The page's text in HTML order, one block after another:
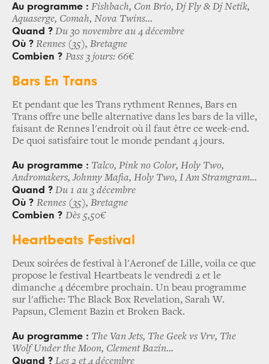
Au programme : Fishbach, Con Brio, Dj Fly & Dj Netik,
Aquaserge, Comah, Nova Twins...
Quand ? Du 30 novembre au 4 décembre
Où ? Rennes (35), Bretagne
Combien ? Pass 3 jours: 66€
Bars En Trans
Et pendant que les Trans rythment Rennes, Bars en
Trans offre une belle alternative dans les bars de la ville,
faisant de Rennes l'endroit où il faut être ce week-end.
De quoi satisfaire tout le monde pendant 4 jours.
Au programme : Talco, Pink no Color, Holy Two,
Andromakers, Johnny Mafia, Holy Two, I Am Stramgram...
Quand ? Du 1 au 3 décembre
Où ? Rennes (35), Bretagne
Combien ? Dès 5,50€
Heartbeats Festival
Deux soirées de festival à l'Aeronef de Lille, voila ce que
propose le festival Heartbeats le vendredi 2 et le
dimanche 4 décembre prochain. Un beau programme
sur l'affiche: The Black Box Revelation, Sarah W.
Papsun, Clement Bazin et Broken Back.
Au programme : The Van Jets, The Geek vs Vrv, The
Wolf Under the Moon, Clement Bazin...
Quand ? Les 2 et 4 décembre